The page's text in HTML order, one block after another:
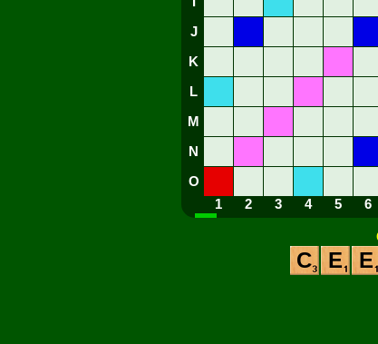
J
K
L
M
N
O
1
2 3 4 5 6
C E E